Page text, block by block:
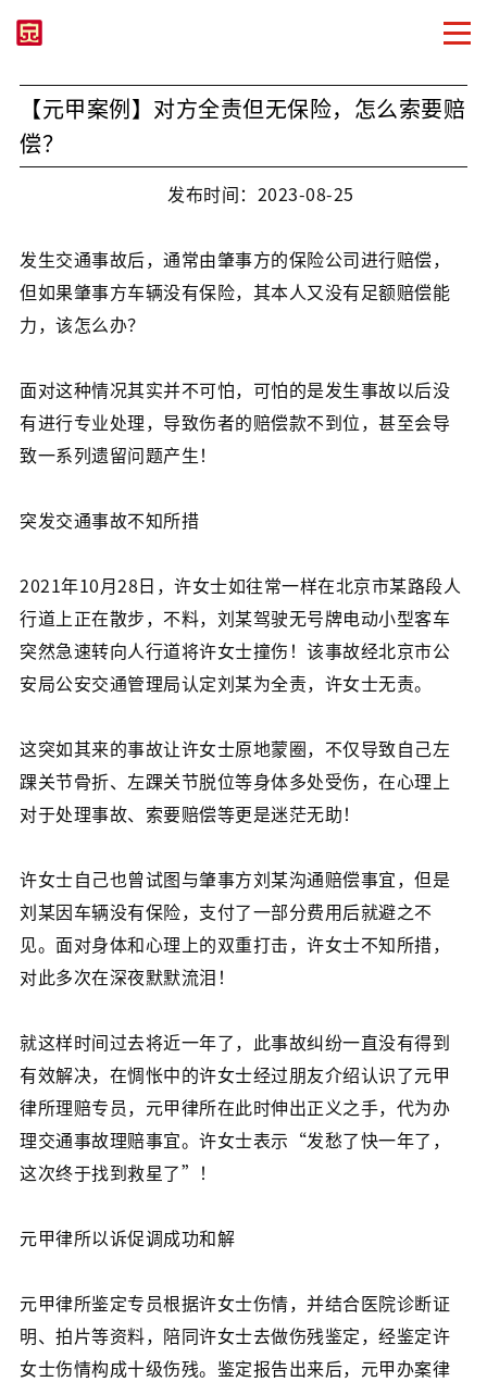
【元甲案例】对方全责但无保险，怎么索要赔
偿？
发布时间：2023-08-25
发生交通事故后，通常由肇事方的保险公司进行赔偿，
但如果肇事方车辆没有保险，其本人又没有足额赔偿能
力，该怎么办？
面对这种情况其实并不可怕，可怕的是发生事故以后没
有进行专业处理，导致伤者的赔偿款不到位，甚至会导
致一系列遗留问题产生！
突发交通事故不知所措
2021年10月28日，许女士如往常一样在北京市某路段人
行道上正在散步，不料，刘某驾驶无号牌电动小型客车
突然急速转向人行道将许女士撞伤！该事故经北京市公
安局公安交通管理局认定刘某为全责，许女士无责。
这突如其来的事故让许女士原地蒙圈，不仅导致自己左
踝关节骨折、左踝关节脱位等身体多处受伤，在心理上
对于处理事故、索要赔偿等更是迷茫无助！
许女士自己也曾试图与肇事方刘某沟通赔偿事宜，但是
刘某因车辆没有保险，支付了一部分费用后就避之不
见。面对身体和心理上的双重打击，许女士不知所措，
对此多次在深夜默默流泪！
就这样时间过去将近一年了，此事故纠纷一直没有得到
有效解决，在惆怅中的许女士经过朋友介绍认识了元甲
律所理赔专员，元甲律所在此时伸出正义之手，代为办
理交通事故理赔事宜。许女士表示“发愁了快一年了，
这次终于找到救星了”！
元甲律所以诉促调成功和解
元甲律所鉴定专员根据许女士伤情，并结合医院诊断证
明、拍片等资料，陪同许女士去做伤残鉴定，经鉴定许
女士伤情构成十级伤残。鉴定报告出来后，元甲办案律